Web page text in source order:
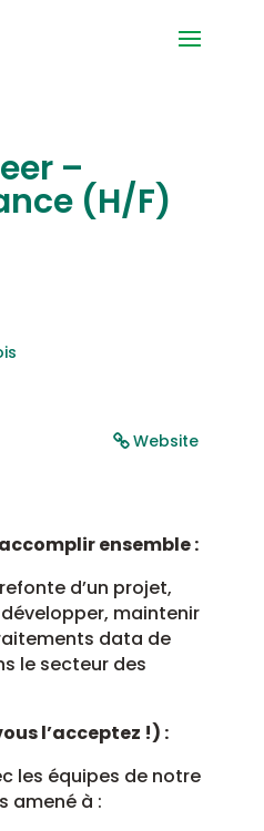
–
(H/F)
Website
ensemble :
d’un projet,
maintenir
data de
le secteur des
l’acceptez !) :
les équipes de notre
amené à :